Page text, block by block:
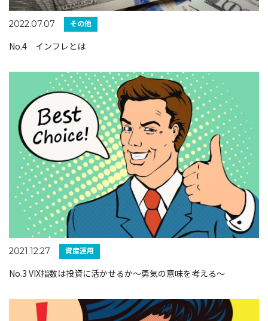
2022.07.07 その他
No.4 インフレとは
2021.12.27 資産運用
No.3 VIX指数は投資に活かせるか～勇気の意味を考える～